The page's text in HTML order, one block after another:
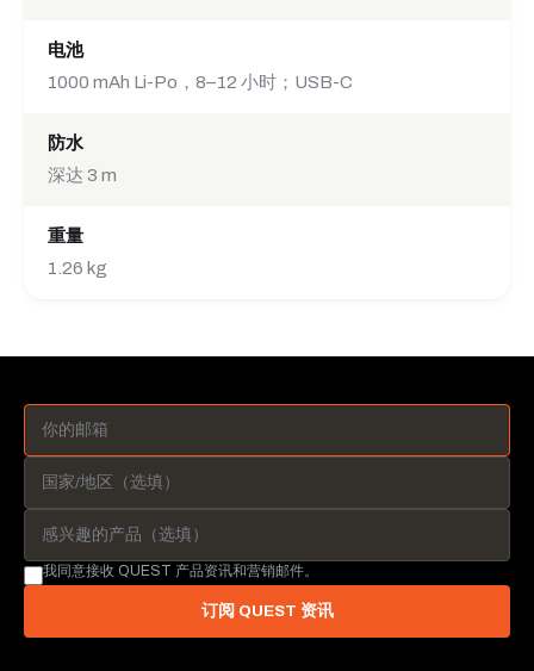
电池
1000 mAh Li-Po，8–12 小时；USB-C
防水
深达 3 m
重量
1.26 kg
我同意接收 QUEST 产品资讯和营销邮件。
订阅 QUEST 资讯